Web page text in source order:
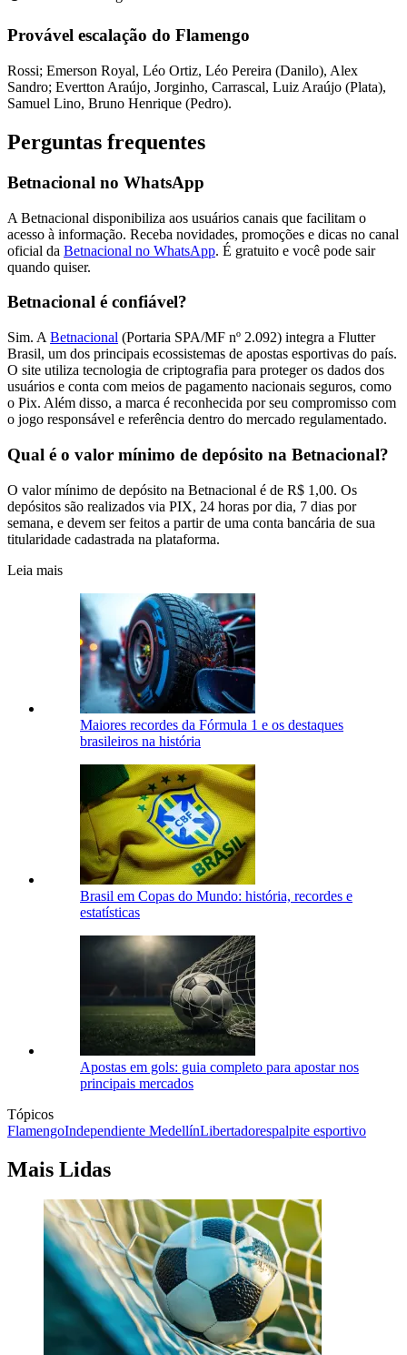
Provável escalação do Flamengo
Rossi; Emerson Royal, Léo Ortiz, Léo Pereira (Danilo), Alex
Sandro; Evertton Araújo, Jorginho, Carrascal, Luiz Araújo (Plata),
Samuel Lino, Bruno Henrique (Pedro).
Perguntas frequentes
Betnacional no WhatsApp
A Betnacional disponibiliza aos usuários canais que facilitam o
acesso à informação. Receba novidades, promoções e dicas no canal
oficial da Betnacional no WhatsApp. É gratuito e você pode sair
quando quiser.
Betnacional é confiável?
Sim. A Betnacional (Portaria SPA/MF nº 2.092) integra a Flutter
Brasil, um dos principais ecossistemas de apostas esportivas do país.
O site utiliza tecnologia de criptografia para proteger os dados dos
usuários e conta com meios de pagamento nacionais seguros, como
o Pix. Além disso, a marca é reconhecida por seu compromisso com
o jogo responsável e referência dentro do mercado regulamentado.
Qual é o valor mínimo de depósito na Betnacional?
O valor mínimo de depósito na Betnacional é de R$ 1,00. Os
depósitos são realizados via PIX, 24 horas por dia, 7 dias por
semana, e devem ser feitos a partir de uma conta bancária de sua
titularidade cadastrada na plataforma.
Leia mais
Maiores recordes da Fórmula 1 e os destaques
brasileiros na história
Brasil em Copas do Mundo: história, recordes e
estatísticas
Apostas em gols: guia completo para apostar nos
principais mercados
Tópicos
FlamengoIndependiente MedellínLibertadorespalpite esportivo
Mais Lidas